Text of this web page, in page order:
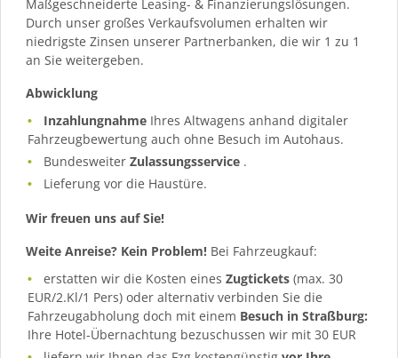
Maßgeschneiderte Leasing- & Finanzierungslösungen.
Durch unser großes Verkaufsvolumen erhalten wir
niedrigste Zinsen unserer Partnerbanken, die wir 1 zu 1
an Sie weitergeben.
Abwicklung
Inzahlungnahme Ihres Altwagens anhand digitaler
Fahrzeugbewertung auch ohne Besuch im Autohaus.
BundesweiterZulassungsservice .
Lieferung vor die Haustüre.
Wir freuen uns auf Sie!
Weite Anreise? Kein Problem! Bei Fahrzeugkauf:
erstatten wir die Kosten einesZugtickets (max. 30
EUR/2.Kl/1 Pers) oder alternativ verbinden Sie die
Fahrzeugabholung doch mit einem Besuch in Straßburg:
Ihre Hotel-Übernachtung bezuschussen wir mit 30 EUR